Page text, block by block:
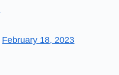
February 18, 2023